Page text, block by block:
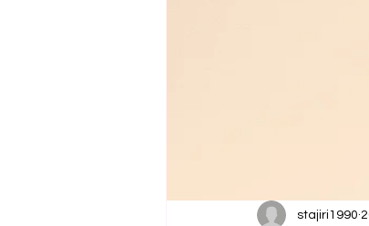
stajiri1990